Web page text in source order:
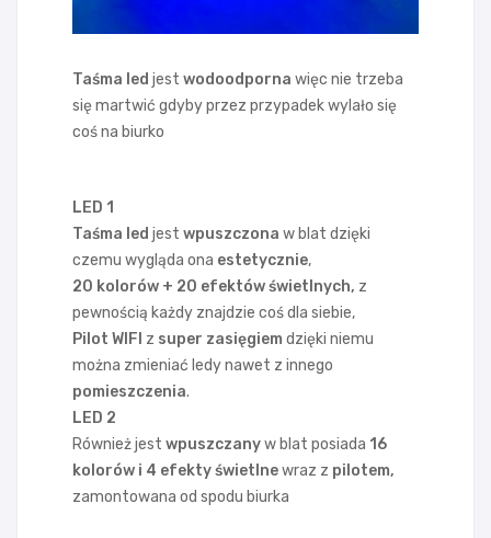
Taśma led jest wodoodporna więc nie trzeba
się martwić gdyby przez przypadek wylało się
coś na biurko
LED 1
Taśma led jest wpuszczona w blat dzięki
czemu wygląda ona estetycznie,
20 kolorów + 20 efektów świetlnych, z
pewnością każdy znajdzie coś dla siebie,
Pilot WIFI z super zasięgiem dzięki niemu
można zmieniać ledy nawet z innego
pomieszczenia.
LED 2
Również jest wpuszczanyw blat posiada 16
kolorów i 4 efekty świetlnewraz z pilotem,
zamontowana od spodu biurka